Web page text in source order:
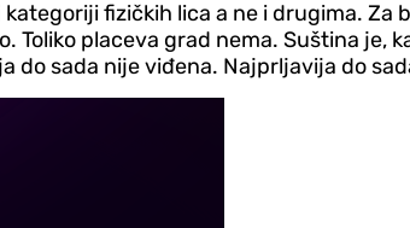
fizičkih lica a ne i drugima.
Toliko placeva grad nema. Suština je,
do sada nije viđena. Najprljavija do